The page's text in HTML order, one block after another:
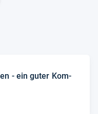
-​ ein guter Kom­